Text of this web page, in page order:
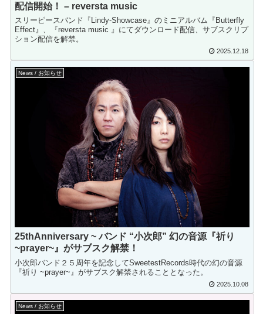
配信開始！ – reversta music
スリーピースバンド『Lindy-Showcase』のミニアルバム『Butterfly
Effect』、『reversta music 』にてダウンロード配信、サブスクリプ
ション配信を解禁。
2025.12.18
News / お知らせ
25thAnniversary ~ バンド “小次郎” 幻の音源『祈り
~prayer~』がサブスク解禁！
小次郎バンド２５周年を記念してSweetestRecords時代の幻の音源
『祈り ~prayer~』がサブスク解禁されることとなった。
2025.10.08
News / お知らせ